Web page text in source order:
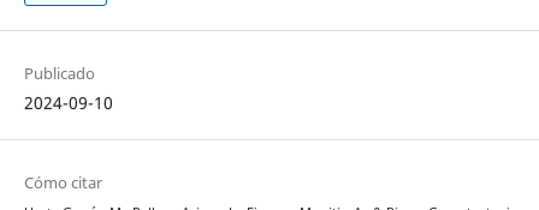
Publicado
2024-09-10
Cómo citar